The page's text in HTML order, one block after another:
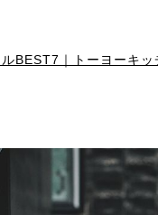
BEST7｜トーヨーキ